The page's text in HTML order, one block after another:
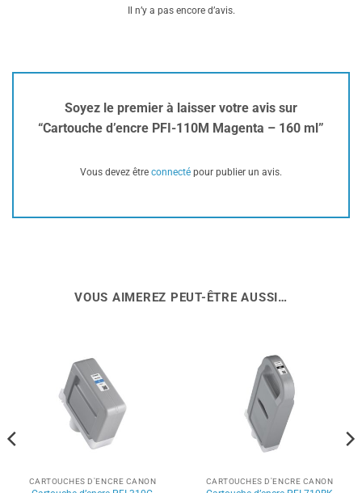
Il n’y a pas encore d’avis.
Soyez le premier à laisser votre avis sur
“Cartouche d’encre PFI-110M Magenta – 160 ml”
Vous devez être connecté pour publier un avis.
VOUS AIMEREZ PEUT-ÊTRE AUSSI…
CARTOUCHES D'ENCRE CANON CARTOUCHES D'ENCRE CANON